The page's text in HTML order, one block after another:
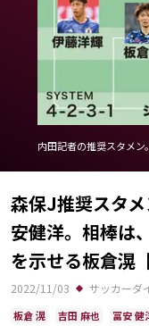
日程・結果
Schedule
ランキング
Ranking
大会につい
About
視聴方法
内田記者の推奨スタメン。
森保J推奨スタ
安健洋。相棒は
を示せる板倉滉
2022/11/03 サッカーダ
板倉 滉 吉田 麻也 冨安 健